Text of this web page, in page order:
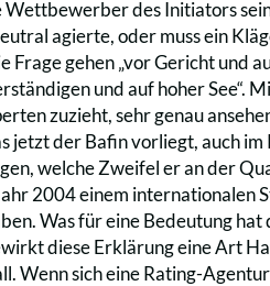
des Initiators
agierte, oder muss ein
gehen „vor Gericht und
und auf hoher See“.
zuzieht, sehr genau
der Bafin vorliegt, auch im
welche Zweifel er an der
2004 einem internationalen
Was für eine Bedeutung
diese Erklärung eine Art
Wenn sich eine Rating-